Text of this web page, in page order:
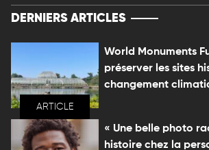
DERNIERS ARTICLES
ARTICLE
World Monuments
préserver les sites
changement
« Une belle photo
histoire chez la